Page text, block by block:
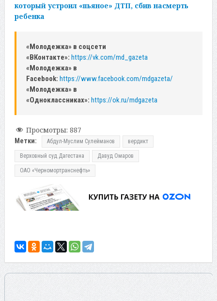
который устроил «пьяное» ДТП, сбив насмерть
ребенка
«Молодежка» в соцсети
«ВКонтакте»: https://vk.com/md_gazeta
«Молодежка» в
Facebook: https://www.facebook.com/mdgazeta/
«Молодежка» в
«Одноклассниках»: https://ok.ru/mdgazeta
Просмотры: 887
Метки: Абдул-Муслим Сулейманов вердикт
Верховный суд Дагестана Давуд Омаров
ОАО «Черномортранснефть»